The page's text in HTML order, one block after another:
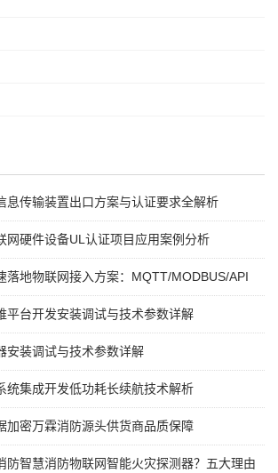
息传输装置出口方案与认证要求全解析
网硬件设备UL认证项目应用案例分析
落地物联网接入方案：MQTT/MODBUS/API
平台开发安装调试与技术参数详解
安装调试与技术参数详解
统集成开发低功耗长续航技术解析
加密万霖消防源头供货商品质保障
防智慧消防物联网智能火灾探测器？五大理由